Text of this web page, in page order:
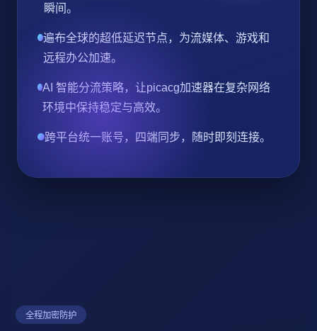
瞬间。
遍布全球的超低延迟节点，为流媒体、游戏和
远程办公加速。
AI 智能分流策略，让picacg加速器在复杂网络
环境中保持稳定与高效。
跨平台统一账号，四端同步，随时即刻连接。
全程加密防护